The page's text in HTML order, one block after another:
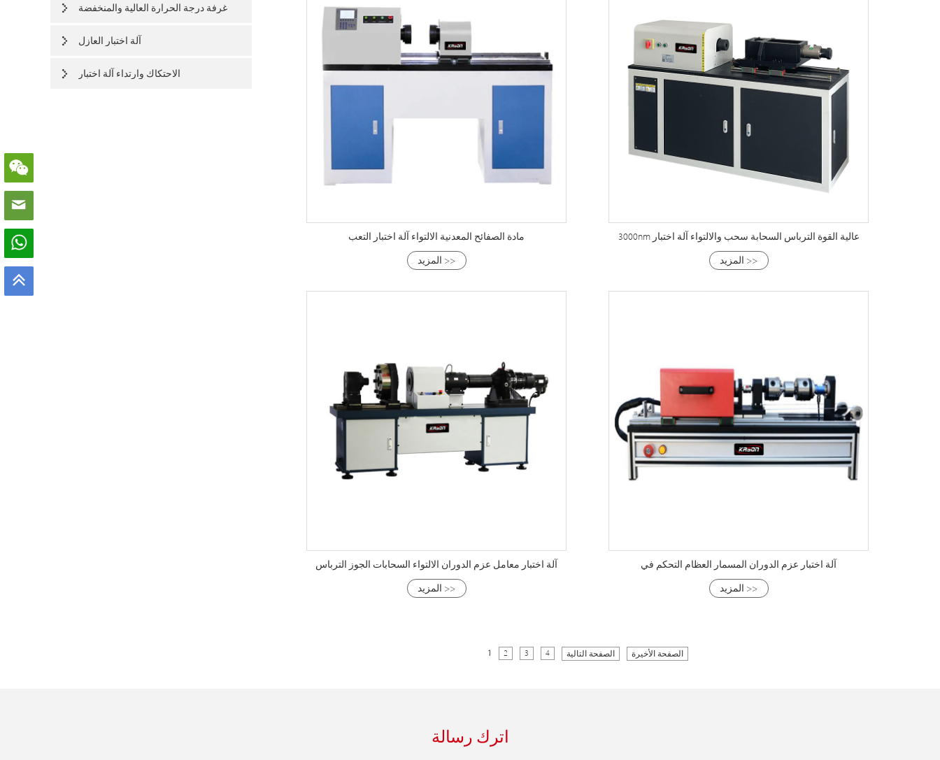
غرفة درجة الحرارة العالية والمنخفضة
آلة اختبار العازل
الاحتكاك وارتداء آلة اختبار
مادة الصفائح المعدنية الالتواء آلة اختبار التعب
المزيد >>
3000nm عالية القوة الترباس السحابة سحب والالتواء آلة اختبار
المزيد >>
آلة اختبار معامل عزم الدوران الالتواء السحابات الجوز الترباس
المزيد >>
آلة اختبار عزم الدوران المسمار العظام التحكم في
المزيد >>
1 2 3 4 الصفحة التالية الصفحة الأخيرة
اترك رسالة